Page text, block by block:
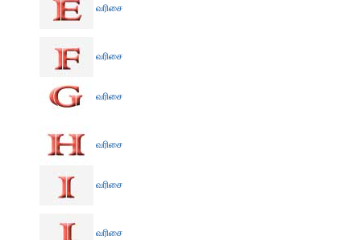
வரிசை
வரிசை
வரிசை
வரிசை
வரிசை
வரிசை